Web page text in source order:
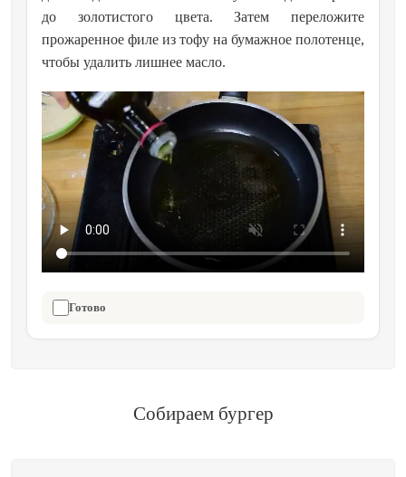
до золотистого цвета. Затем переложите
прожаренное филе из тофу на бумажное полотенце,
чтобы удалить лишнее масло.
Готово
Собираем бургер